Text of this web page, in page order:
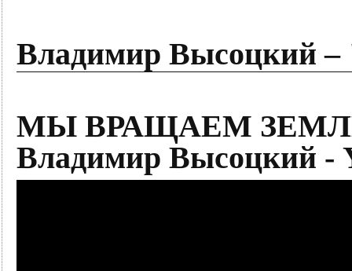
Владимир Высоцкий
МЫ ВРАЩАЕМ ЗЕМЛЮ,
Владимир Высоцкий -